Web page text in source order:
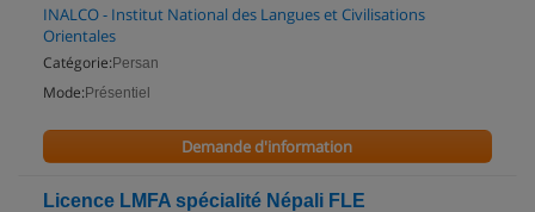
INALCO - Institut National des Langues et Civilisations
Orientales
Catégorie: Persan
Mode: Présentiel
Demande d'information
Licence LMFA spécialité Népali FLE